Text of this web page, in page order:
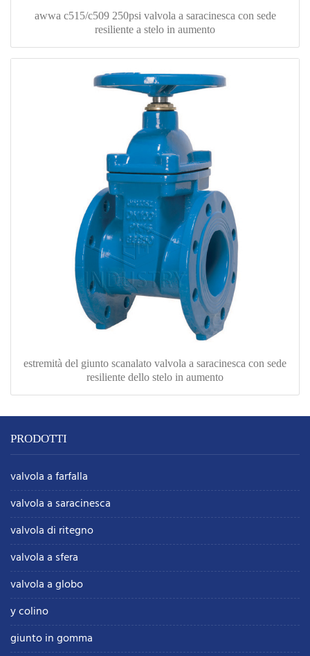
awwa c515/c509 250psi valvola a saracinesca con sede
resiliente a stelo in aumento
estremità del giunto scanalato valvola a saracinesca con sede
resiliente dello stelo in aumento
PRODOTTI
valvola a farfalla
valvola a saracinesca
valvola di ritegno
valvola a sfera
valvola a globo
y colino
giunto in gomma